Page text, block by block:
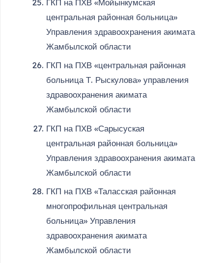
центральная районная больница»
Управления здравоохранения акимата
Жамбылской области
ГКП на ПХВ «центральная районная
больница Т. Рыскулова» управления
здравоохранения акимата
Жамбылской области
ГКП на ПХВ «Сарысуская
центральная районная больница»
Управления здравоохранения акимата
Жамбылской области
ГКП на ПХВ «Таласская районная
многопрофильная центральная
больница» Управления
здравоохранения акимата
Жамбылской области